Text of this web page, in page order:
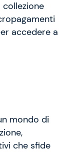
collezione
accedere a
mondo di
che sfide